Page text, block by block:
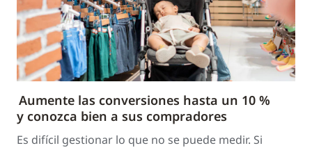
Aumente las conversiones hasta un 10 %
y conozca bien a sus compradores
Es difícil gestionar lo que no se puede medir. Si